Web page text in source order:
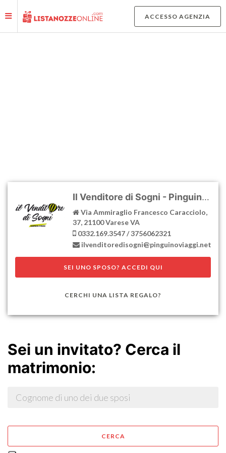
ACCESSO AGENZIA
Il Venditore di Sogni - Pinguino Viaggi Network
Via Ammiraglio Francesco Caracciolo,
37, 21100 Varese VA
0332.169.3547/ 3756062321
SEI UNO SPOSO? ACCEDI QUI
CERCHI UNA LISTA REGALO?
Sei un invitato? Cerca il
matrimonio:
CERCA
Informativa sulla raccolta